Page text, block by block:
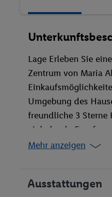
Lage Erleben Sie
Zentrum von Maria
Umgebung des
freundliche 3 Sterne
einladende
Wellnessbereich mit
Mehr anzeigen
Ausstattungen